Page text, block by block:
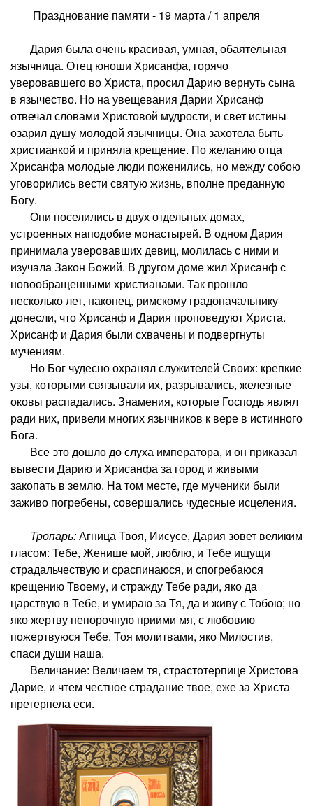
Празднование памяти - 19 марта / 1 апреля
Дария была очень красивая, умная, обаятельная
язычница. Отец юноши Хрисанфа, горячо
уверовавшего во Христа, просил Дарию вернуть сына
в язычество. Но на увещевания Дарии Хрисанф
отвечал словами Христовой мудрости, и свет истины
озарил душу молодой язычницы. Она захотела быть
христианкой и приняла крещение. По желанию отца
Хрисанфа молодые люди поженились, но между собою
уговорились вести святую жизнь, вполне преданную
Богу.
Они поселились в двух отдельных домах,
устроенных наподобие монастырей. В одном Дария
принимала уверовавших девиц, молилась с ними и
изучала Закон Божий. В другом доме жил Хрисанф с
новообращенными христианами. Так прошло
несколько лет, наконец, римскому градоначальнику
донесли, что Хрисанф и Дария проповедуют Христа.
Хрисанф и Дария были схвачены и подвергнуты
мучениям.
Но Бог чудесно охранял служителей Своих: крепкие
узы, которыми связывали их, разрывались, железные
оковы распадались. Знамения, которые Господь являл
ради них, привели многих язычников к вере в истинного
Бога.
Все это дошло до слуха императора, и он приказал
вывести Дарию и Хрисанфа за город и живыми
закопать в землю. На том месте, где мученики были
заживо погребены, совершались чудесные исцеления.
Тропарь:Агница Твоя, Иисусе, Дария зовет великим
гласом: Тебе, Женише мой, люблю, и Тебе ищущи
страдальчествую и сраспинаюся, и спогребаюся
крещению Твоему, и стражду Тебе ради, яко да
царствую в Тебе, и умираю за Тя, да и живу с Тобою; но
яко жертву непорочную приими мя, с любовию
пожертвуюся Тебе. Тоя молитвами, яко Милостив,
спаси души наша.
Величание: Величаем тя, страстотерпице Христова
Дарие, и чтем честное страдание твое, еже за Христа
претерпела еси.